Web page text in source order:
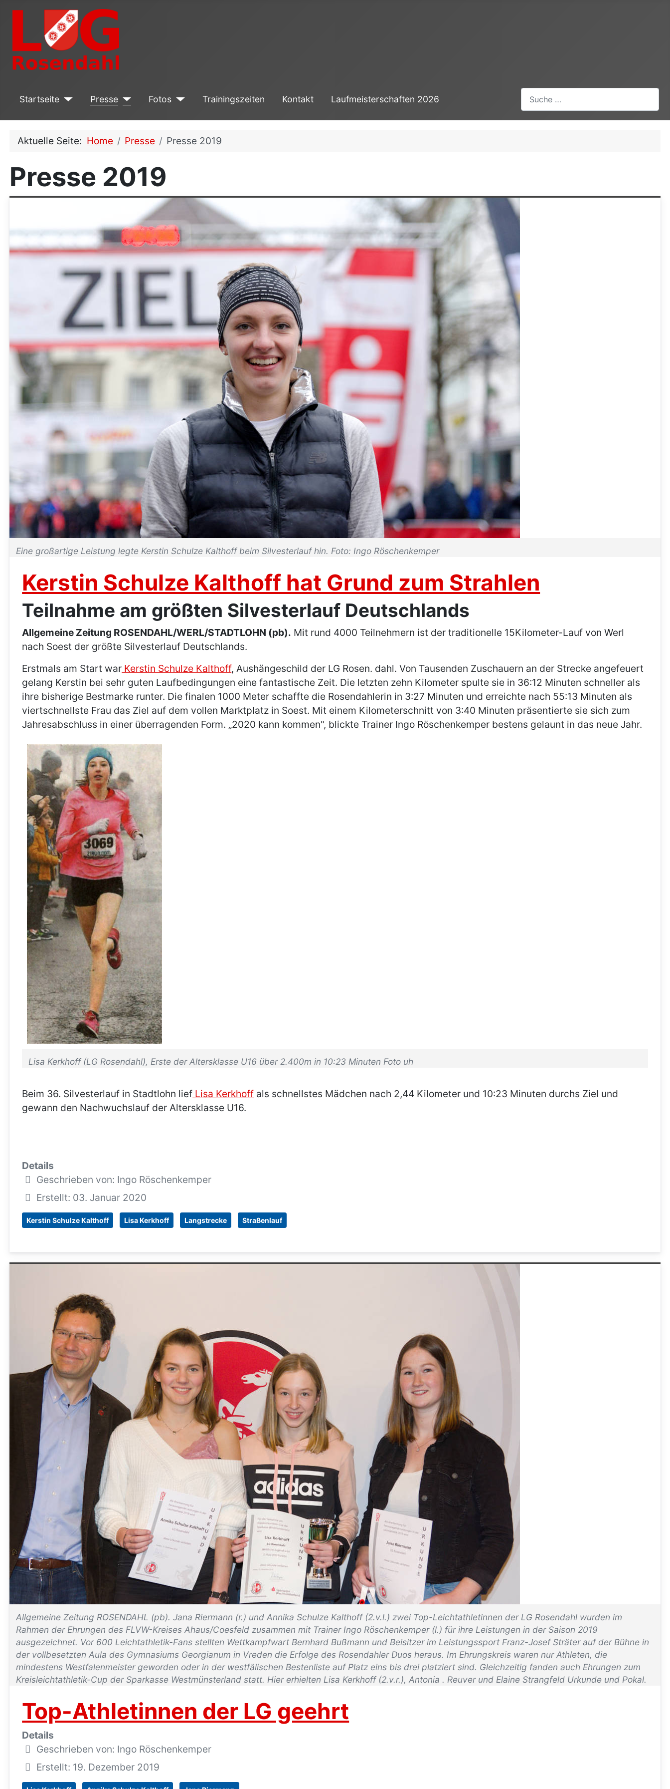
Startseite Presse Fotos Trainingszeiten Kontakt Laufmeisterschaften 2026 Suchen
Aktuelle Seite: Home Presse Presse 2019
Presse 2019
Eine großartige Leistung legte Kerstin Schulze Kalthoff beim Silvesterlauf hin. Foto: Ingo Röschenkemper
Kerstin Schulze Kalthoff hat Grund zum Strahlen
Teilnahme am größten Silvesterlauf Deutschlands
Allgemeine Zeitung ROSENDAHL/WERL/STADTLOHN (pb). Mit rund 4000 Teilnehmern ist der traditionelle 15Kilometer-Lauf von Werl
nach Soest der größte Silvesterlauf Deutschlands.
Erstmals am Start war Kerstin Schulze Kalthoff, Aushängeschild der LG Rosen. dahl. Von Tausenden Zuschauern an der Strecke angefeuert
gelang Kerstin bei sehr guten Laufbedingungen eine fantastische Zeit. Die letzten zehn Kilometer spulte sie in 36:12 Minuten schneller als
ihre bisherige Bestmarke runter. Die finalen 1000 Meter schaffte die Rosendahlerin in 3:27 Minuten und erreichte nach 55:13 Minuten als
viertschnellste Frau das Ziel auf dem vollen Marktplatz in Soest. Mit einem Kilometerschnitt von 3:40 Minuten präsentierte sie sich zum
Jahresabschluss in einer überragenden Form. „2020 kann kommen", blickte Trainer Ingo Röschenkemper bestens gelaunt in das neue Jahr.
Lisa Kerkhoff (LG Rosendahl), Erste der Altersklasse U16 über 2.400m in 10:23 Minuten Foto uh
Beim 36. Silvesterlauf in Stadtlohn lief Lisa Kerkhoff als schnellstes Mädchen nach 2,44 Kilometer und 10:23 Minuten durchs Ziel und
gewann den Nachwuchslauf der Altersklasse U16.
Details
Geschrieben von: Ingo Röschenkemper
Erstellt: 03. Januar 2020
Kerstin Schulze Kalthoff Lisa Kerkhoff Langstrecke Straßenlauf
Allgemeine Zeitung ROSENDAHL (pb). Jana Riermann (r.) und Annika Schulze Kalthoff (2.v.l.) zwei Top-Leichtathletinnen der LG Rosendahl wurden im
Rahmen der Ehrungen des FLVW-Kreises Ahaus/Coesfeld zusammen mit Trainer Ingo Röschenkemper (l.) für ihre Leistungen in der Saison 2019
ausgezeichnet. Vor 600 Leichtathletik-Fans stellten Wettkampfwart Bernhard Bußmann und Beisitzer im Leistungssport Franz-Josef Sträter auf der Bühne in
der vollbesetzten Aula des Gymnasiums Georgianum in Vreden die Erfolge des Rosendahler Duos heraus. Im Ehrungskreis waren nur Athleten, die
mindestens Westfalenmeister geworden oder in der westfälischen Bestenliste auf Platz eins bis drei platziert sind. Gleichzeitig fanden auch Ehrungen zum
Kreisleichtathletik-Cup der Sparkasse Westmünsterland statt. Hier erhielten Lisa Kerkhoff (2.v.r.), Antonia . Reuver und Elaine Strangfeld Urkunde und Pokal.
Top-Athletinnen der LG geehrt
Details
Geschrieben von: Ingo Röschenkemper
Erstellt: 19. Dezember 2019